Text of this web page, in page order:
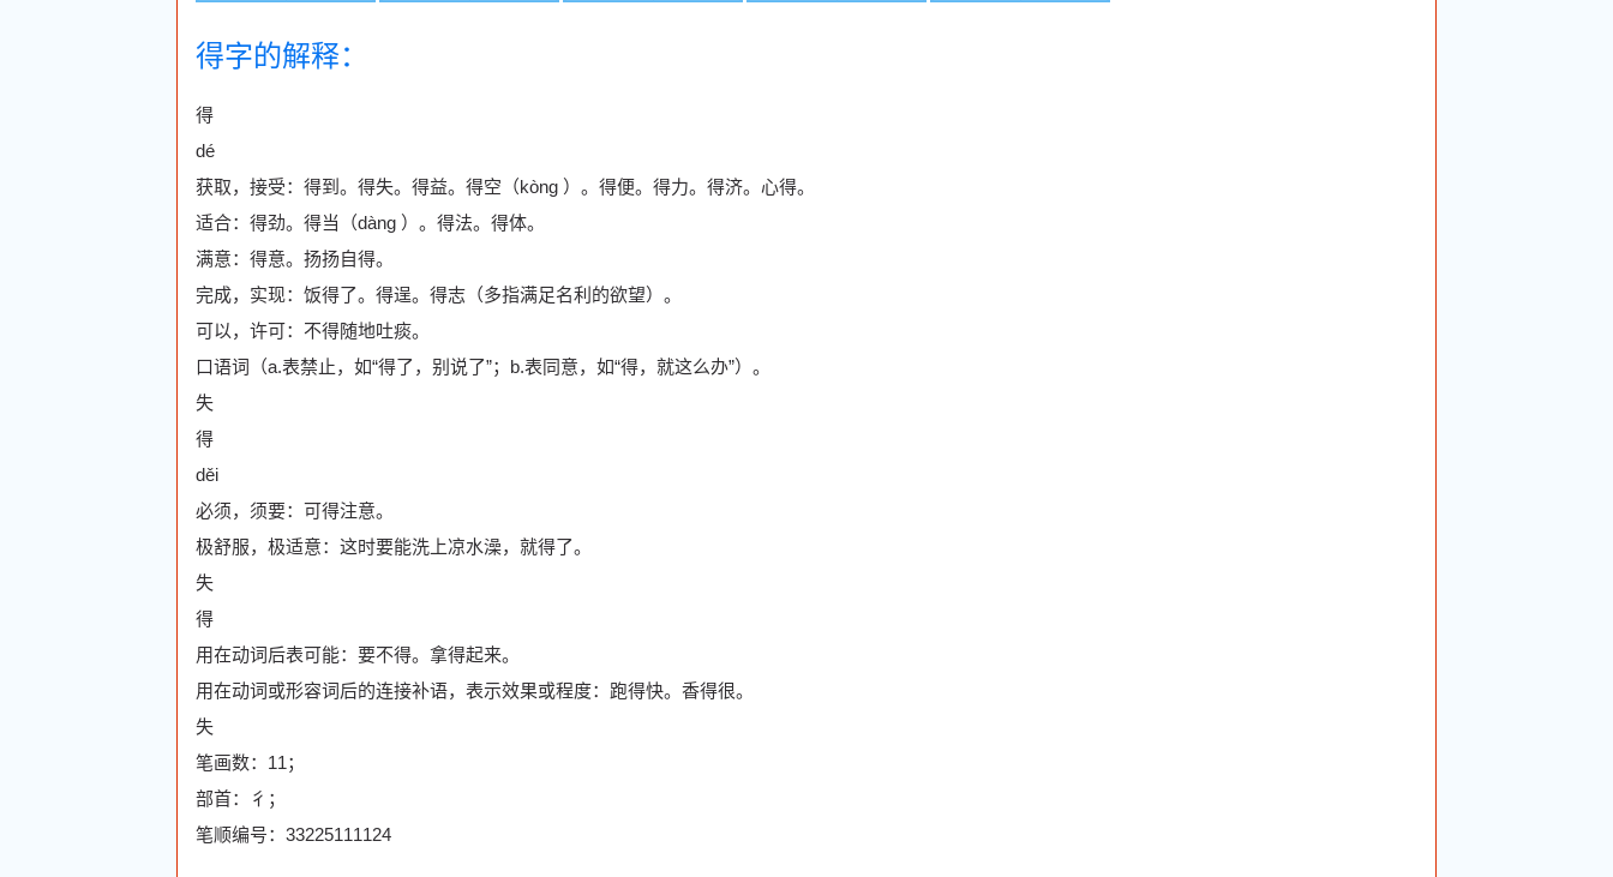
得字的解释：
得
dé
获取，接受：得到。得失。得益。得空（kòng ）。得便。得力。得济。心得。
适合：得劲。得当（dàng ）。得法。得体。
满意：得意。扬扬自得。
完成，实现：饭得了。得逞。得志（多指满足名利的欲望）。
可以，许可：不得随地吐痰。
口语词（a.表禁止，如“得了，别说了”；b.表同意，如“得，就这么办”）。
失
得
děi
必须，须要：可得注意。
极舒服，极适意：这时要能洗上凉水澡，就得了。
失
得
用在动词后表可能：要不得。拿得起来。
用在动词或形容词后的连接补语，表示效果或程度：跑得快。香得很。
失
笔画数：11；
部首：彳；
笔顺编号：33225111124